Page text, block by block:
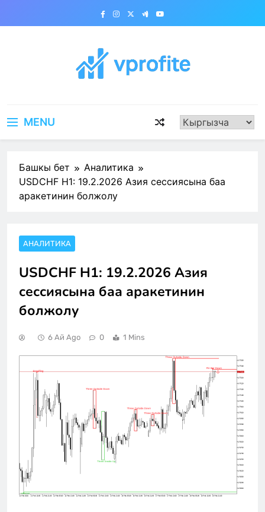
MENU
Башкы бет
Аналитика
USDCHF H1: 19.2.2026 Азия сессиясына баа
аракетинин болжолу
АНАЛИТИКА
USDCHF H1: 19.2.2026 Азия
сессиясына баа аракетинин
болжолу
6 Ай Ago 0 1 Mins